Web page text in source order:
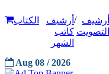
أرشيف
التصويت
/ أرشيف
كاتب
الشهر
الكتاب
Aug 08 / 2026